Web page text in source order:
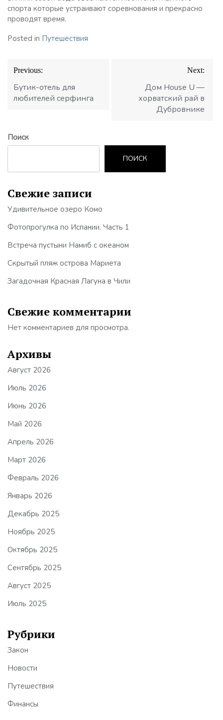
спорта которые устраивают соревнования и прекрасно
проводят время.
Posted in Путешествия
Навигация
по
записям
Previous:
Бутик-отель для
любителей серфинга
Next:
Дом House U —
хорватский рай в
Дубровнике
Поиск
ПОИСК
Свежие записи
Удивительное озеро Комо
Фотопрогулка по Испании. Часть 1
Встреча пустыни Намиб с океаном
Скрытый пляж острова Мариета
Загадочная Красная Лагуна в Чили
Свежие комментарии
Нет комментариев для просмотра.
Архивы
Август 2026
Июль 2026
Июнь 2026
Май 2026
Апрель 2026
Март 2026
Февраль 2026
Январь 2026
Декабрь 2025
Ноябрь 2025
Октябрь 2025
Сентябрь 2025
Август 2025
Июль 2025
Рубрики
Закон
Новости
Путешествия
Финансы